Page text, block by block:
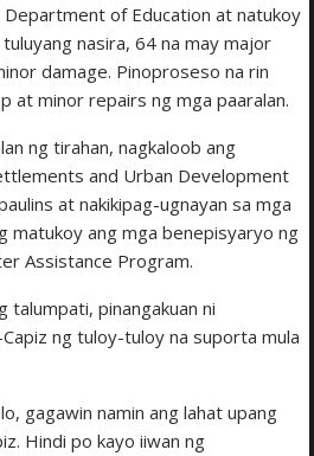
of Education at natukoy
nasira, 64 na may major
damage. Pinoproseso na rin
at minor repairs ng mga paaralan.
ng tirahan, nagkaloob ang
and Urban Development
at nakikipag-ugnayan sa mga
matukoy ang mga benepisyaryo ng
Assistance Program.
talumpati, pinangakuan ni
ng tuloy-tuloy na suporta mula
gagawin namin ang lahat upang
Hindi po kayo iiwan ng